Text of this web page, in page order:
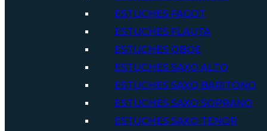
ESTUCHES FAGOT
ESTUCHES FLAUTA
ESTUCHES OBOE
ESTUCHES SAXO ALTO
ESTUCHES SAXO BARITONO
ESTUCHES SAXO SOPRANO
ESTUCHES SAXO TENOR